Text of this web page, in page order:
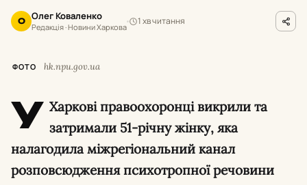
О Олег Коваленко
Редакція · Новини Харкова
1 хв читання
ФОТО hk.npu.gov.ua
У Харкові правоохоронці викрили та
затримали 51-річну жінку, яка
налагодила міжрегіональний канал
розповсюдження психотропної речовини